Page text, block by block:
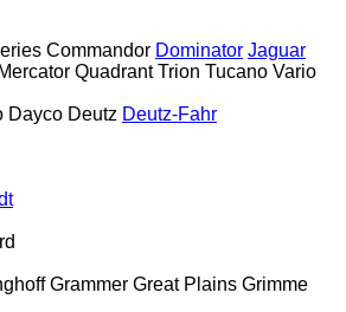
Commandor Dominator Jaguar
Mercator Quadrant Trion Tucano Vario
Dayco Deutz Deutz-Fahr
Grammer Great Plains Grimme